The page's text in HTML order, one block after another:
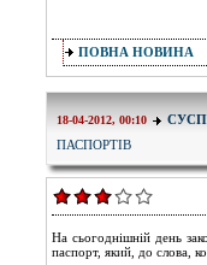
ПОВНА НОВИНА
18-04-2012, 00:10
ПАСПОРТІВ
На сьогоднішній день
паспорт, який, до слова,